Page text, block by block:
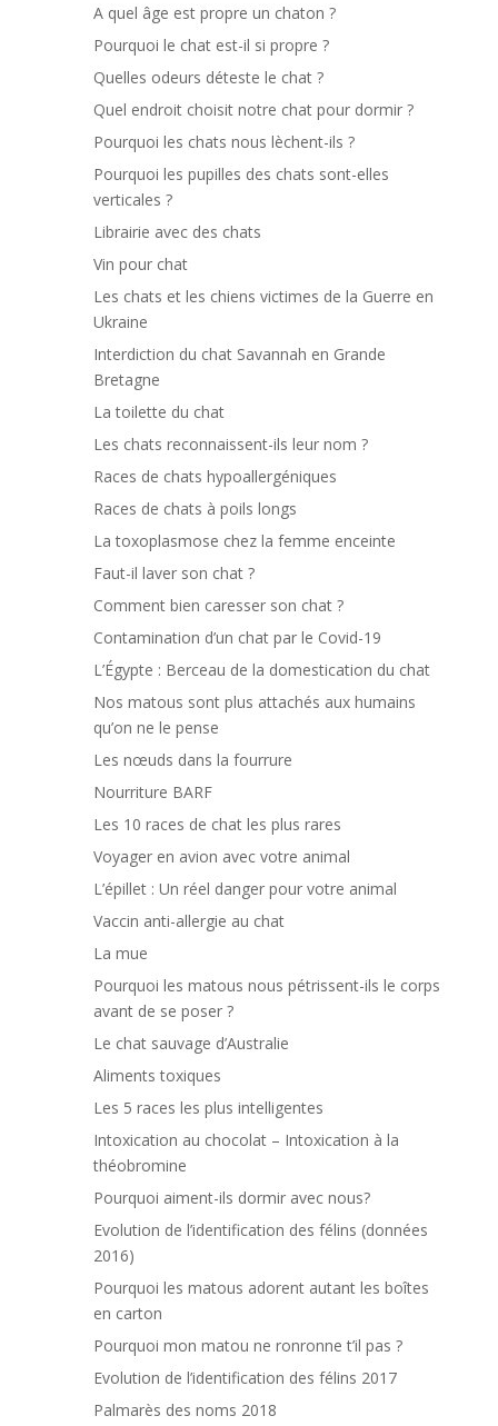
A quel âge est propre un chaton ?
Pourquoi le chat est-il si propre ?
Quelles odeurs déteste le chat ?
Quel endroit choisit notre chat pour dormir ?
Pourquoi les chats nous lèchent-ils ?
Pourquoi les pupilles des chats sont-elles
verticales ?
Librairie avec des chats
Vin pour chat
Les chats et les chiens victimes de la Guerre en
Ukraine
Interdiction du chat Savannah en Grande
Bretagne
La toilette du chat
Les chats reconnaissent-ils leur nom ?
Races de chats hypoallergéniques
Races de chats à poils longs
La toxoplasmose chez la femme enceinte
Faut-il laver son chat ?
Comment bien caresser son chat ?
Contamination d’un chat par le Covid-19
L’Égypte : Berceau de la domestication du chat
Nos matous sont plus attachés aux humains
qu’on ne le pense
Les nœuds dans la fourrure
Nourriture BARF
Les 10 races de chat les plus rares
Voyager en avion avec votre animal
L’épillet : Un réel danger pour votre animal
Vaccin anti-allergie au chat
La mue
Pourquoi les matous nous pétrissent-ils le corps
avant de se poser ?
Le chat sauvage d’Australie
Aliments toxiques
Les 5 races les plus intelligentes
Intoxication au chocolat – Intoxication à la
théobromine
Pourquoi aiment-ils dormir avec nous?
Evolution de l’identification des félins (données
2016)
Pourquoi les matous adorent autant les boîtes
en carton
Pourquoi mon matou ne ronronne t’il pas ?
Evolution de l’identification des félins 2017
Palmarès des noms 2018